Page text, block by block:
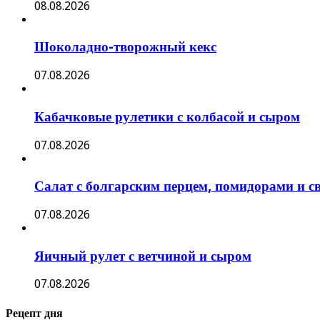
08.08.2026
Шоколадно-творожный кекс
07.08.2026
Кабачковые рулетики с колбасой и сыром
07.08.2026
Салат с болгарским перцем, помидорами и
07.08.2026
Яичный рулет с ветчиной и сыром
07.08.2026
Рецепт дня